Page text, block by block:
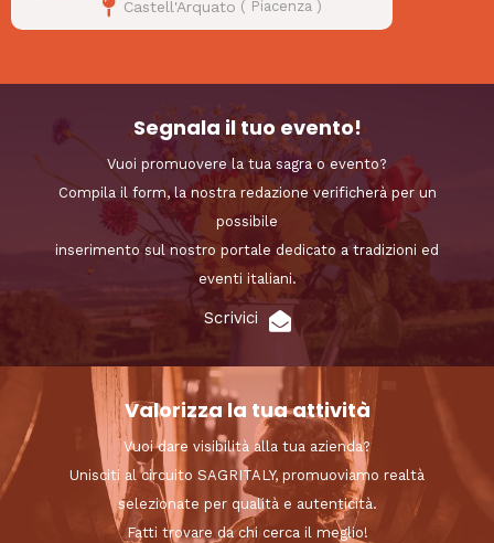
Castell'Arquato ( Piacenza)
Segnala il tuo evento!
Vuoi promuovere la tua sagra o evento?
Compila il form, la nostra redazione verificherà per un
possibile
inserimento sul nostro portale dedicato a tradizioni ed
eventi italiani.
Scrivici
Valorizza la tua attività
Vuoi dare visibilità alla tua azienda?
Unisciti al circuito SAGRITALY, promuoviamo realtà
selezionate per qualità e autenticità.
Fatti trovare da chi cerca il meglio!